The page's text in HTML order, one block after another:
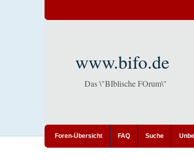
www.bifo.de
Das \"BIblische FOrum\"
Foren-Übersicht FAQ Suche